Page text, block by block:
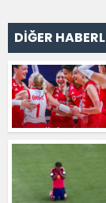
DİĞER